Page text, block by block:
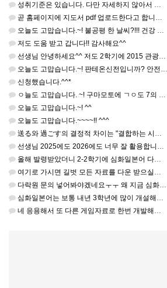
성취기준은 있습니다. 다만 자세하지 않아서 교과서 내용에 맞게 좀 더 구체적으로 재구조화를 하신 선생님이 계…
곧 홈페이지에 지도서 pdf 업로드한다고 합니다. 이번 주나 다음 주에 e-book 기반 전자저작물도 업로드…
오늘도 고맙습니다.~! 불공평 한 날씨?!!! 건강 최고 입니다. ^^
저도 도움 받고 갑니다!! 감사해요^^
선생님 안녕하세요^^ 저도 2학기에 2015 관광일본어를 평가계획을 세우려고 하는데. ..아무리 찾아도 없어…
오늘도 고맙습니다.~! 판테온신전입니까? 안전 제일!! ㅎㅎ 감사해요. ^^
신청했습니다.^^*
ㅇ늘도 고맙습니다. ~! 구마모토에 ㄱㅇ도 7의 지진,,,무사, 안전을 기도 합니다. 감사해요...
오늘도 고맙습니다.~! ^^
오늘도 고맙습니다.~~~~!! ^^^
送る와 過ごす의 결정적 차이는 "결합하는 시간 단위"와 "묘사 대상"입니다. 過ごす 하루, 오후, 주말, 휴…
선생님 2025에도 2026에도 너무 잘 활용합니다.. 감사해요!!!
올해 발령받았더니 2-2학기에 심화일본어 다락원 교과서 채택되어 있네요. 저도 당장 다음달부터 수업을 해야하…
여기로 가시면 길벗 모든 자료를 다운 받으실수 있으세요^^ https://coffee-plume-710.no…
다락원 문의 넣어봐야겠네요ㅜㅜ 왜 지금 심화일본어가 개설된지는 저도 참 의문입니다... 작년에 계셨던 선생님…
심화일본어는 보통 내년 3학년에 많이 개설해서 지금 홈페이지에 없는가보네요~ 일본어랑 생활 일본어는 다 있는…
네 응용해서 또 다른 게임자료로 한번 개발해주셔도 좋습니다